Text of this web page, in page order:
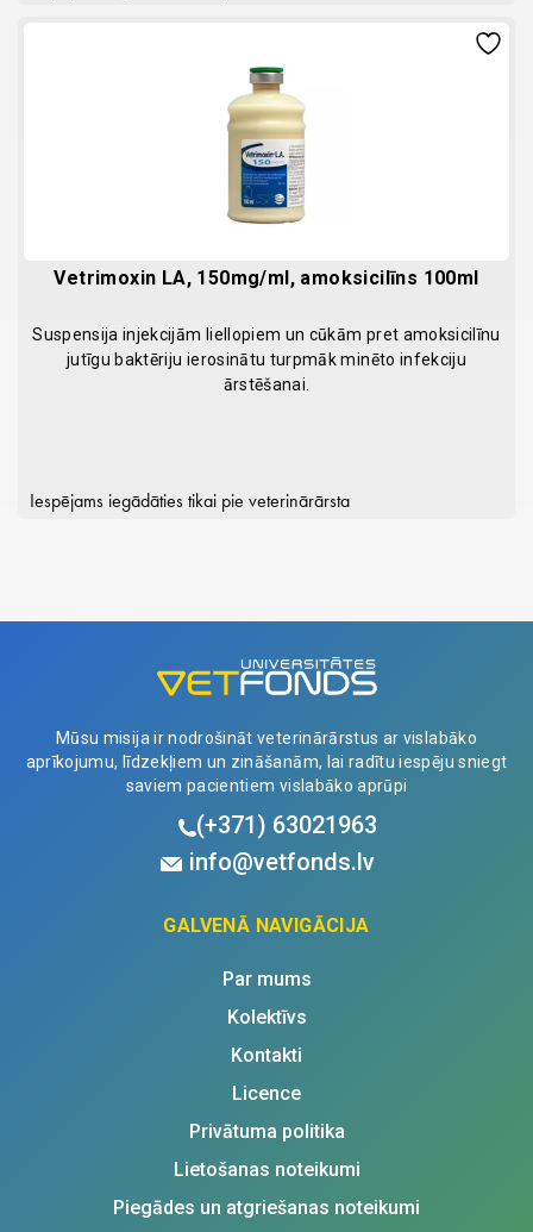
Vetrimoxin LA, 150mg/ml, amoksicilīns 100ml
Suspensija injekcijām liellopiem un cūkām pret amoksicilīnu
jutīgu baktēriju ierosinātu turpmāk minēto infekciju
ārstēšanai.
Iespējams iegādāties tikai pie veterinārārsta
Mūsu misija ir nodrošināt veterinārārstus ar vislabāko
aprīkojumu, līdzekļiem un zināšanām, lai radītu iespēju sniegt
saviem pacientiem vislabāko aprūpi
(+371) 63021963
info@vetfonds.lv
GALVENĀ NAVIGĀCIJA
Par mums
Kolektīvs
Kontakti
Licence
Privātuma politika
Lietošanas noteikumi
Piegādes un atgriešanas noteikumi